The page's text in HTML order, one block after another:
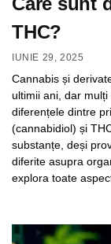
THC?
IUNIE 29, 2025
Cannabis și
ultimii ani, dar
diferențele dintre
(cannabidiol) și
substanțe, deși
diferite asupra
explora toate